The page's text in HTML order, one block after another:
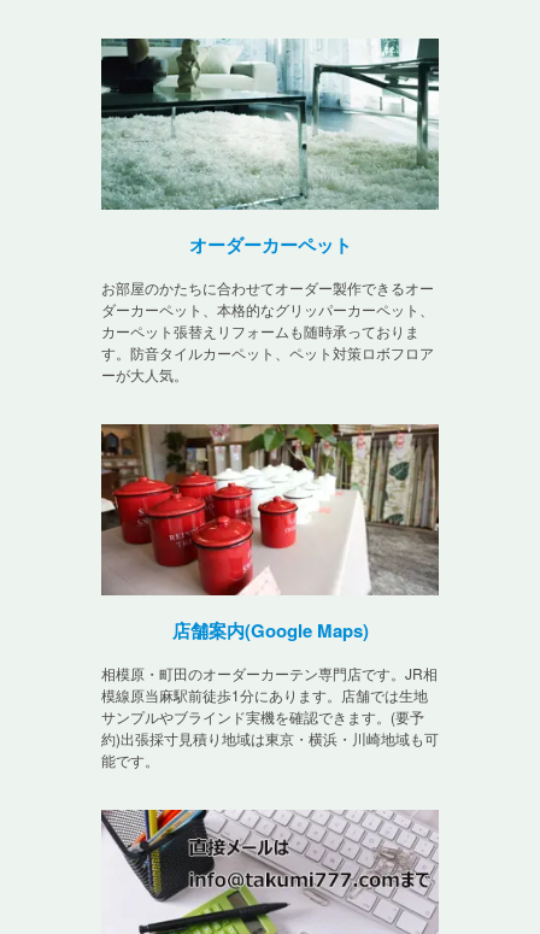
オーダーカーペット
お部屋のかたちに合わせてオーダー製作できるオー
ダーカーペット、本格的なグリッパーカーペット、
カーペット張替えリフォームも随時承っておりま
す。防音タイルカーペット、ペット対策ロボフロア
ーが大人気。
店舗案内(Google Maps)
相模原・町田のオーダーカーテン専門店です。JR相
模線原当麻駅前徒歩1分にあります。店舗では生地
サンプルやブラインド実機を確認できます。(要予
約)出張採寸見積り地域は東京・横浜・川崎地域も可
能です。